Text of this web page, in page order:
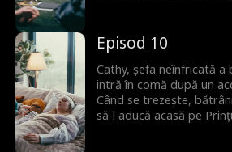
plac, între ei încep să
nu își dă seama că
iubitul din copilărie al lui
căutat amândoi tot
Episod 10
Cathy, șefa neînfricată a
intră în comă după un
Când se trezește,
să-l aducă acasă pe